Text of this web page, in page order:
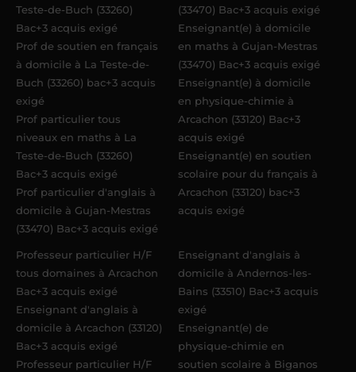
Teste-de-Buch (33260)
Bac+3 acquis exigé
Prof de soutien en français
à domicile à La Teste-de-
Buch (33260) bac+3 acquis
exigé
Prof particulier tous
niveaux en maths à La
Teste-de-Buch (33260)
Bac+3 acquis exigé
Prof particulier d'anglais à
domicile à Gujan-Mestras
(33470) Bac+3 acquis exigé
(33470) Bac+3 acquis exigé
Enseignant(e) à domicile
en maths à Gujan-Mestras
(33470) Bac+3 acquis exigé
Enseignant(e) à domicile
en physique-chimie à
Arcachon (33120) Bac+3
acquis exigé
Enseignant(e) en soutien
scolaire pour du français à
Arcachon (33120) bac+3
acquis exigé
Professeur particulier H/F
tous domaines à Arcachon
Bac+3 acquis exigé
Enseignant d'anglais à
domicile à Arcachon (33120)
Bac+3 acquis exigé
Professeur particulier H/F
Enseignant d'anglais à
domicile à Andernos-les-
Bains (33510) Bac+3 acquis
exigé
Enseignant(e) de
physique-chimie en
soutien scolaire à Biganos